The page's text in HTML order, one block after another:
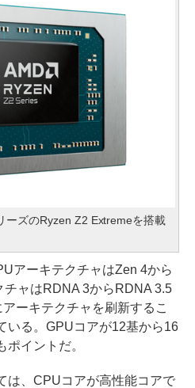
ーズのRyzen Z2 Extremeを搭載
アーキテクチャはZen 4から
ャはRDNA 3からRDNA 3.5
ーキテクチャを刷新するこ
いる。GPUコアが12基から16
イントだ。
、CPUコアが高性能コアで